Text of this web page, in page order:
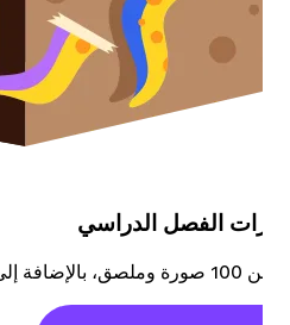
الفصل الدراسي